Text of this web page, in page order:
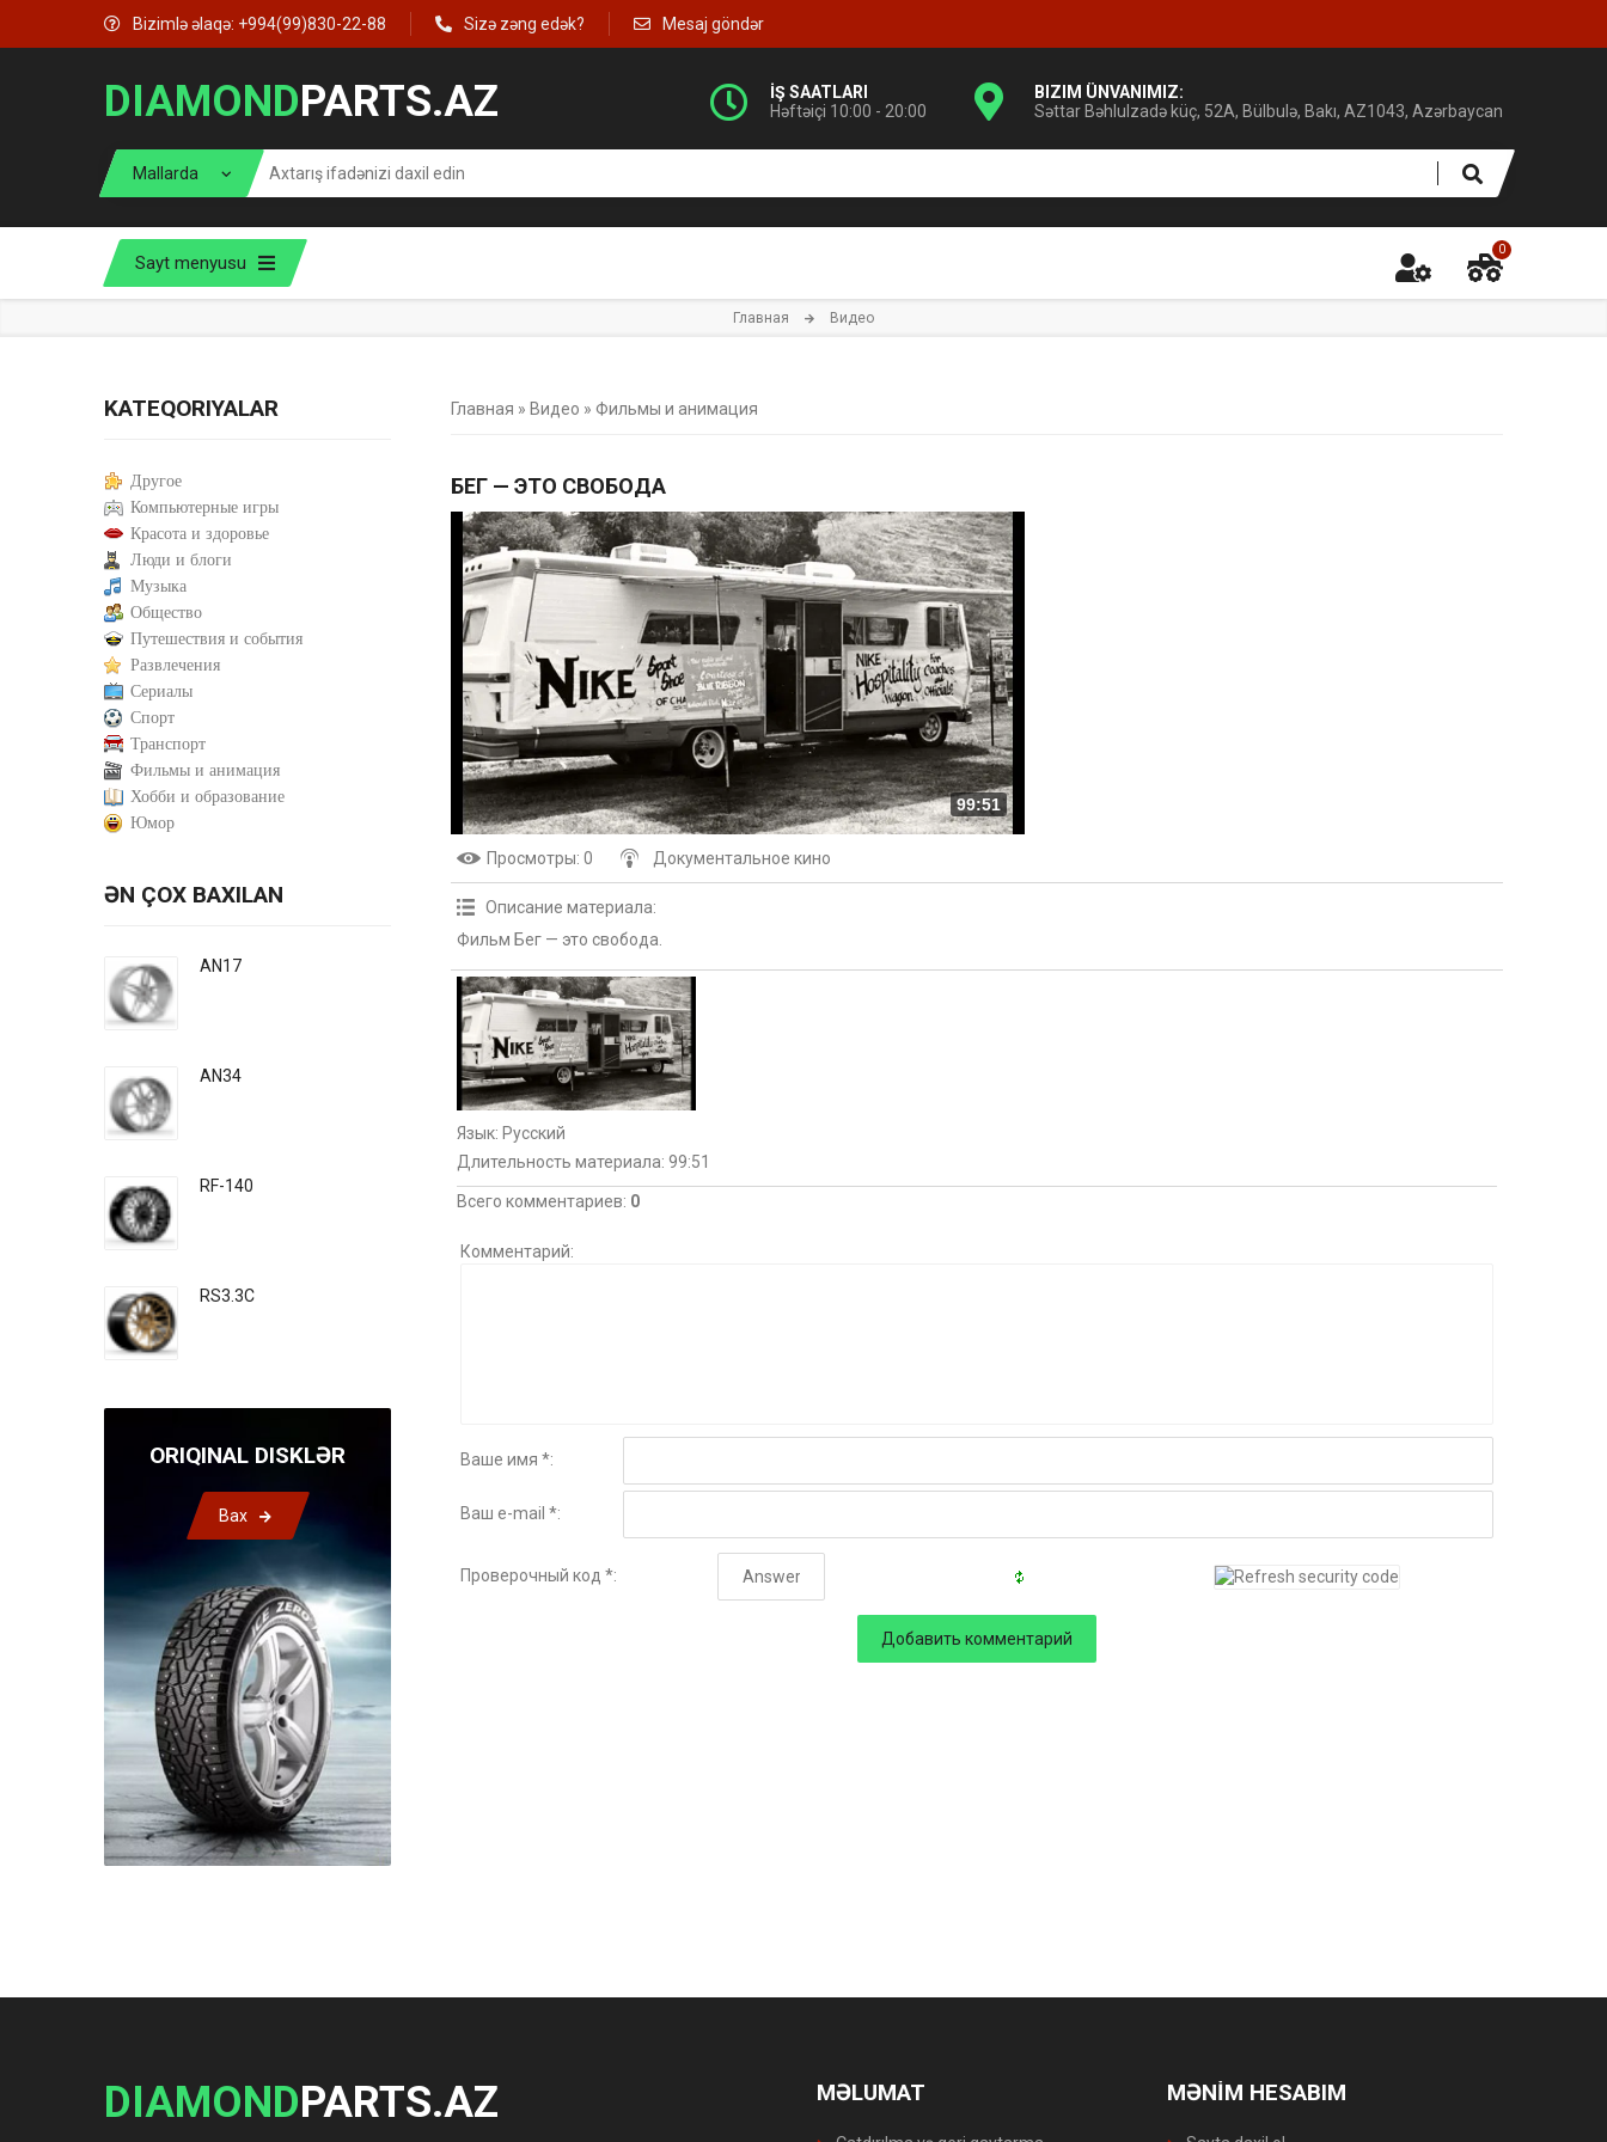
Bizimlə əlaqə: +994(99)830-22-88 Sizə zəng edək? Mesaj göndər
DIAMONDPARTS.AZ
İŞ SAATLARI
Həftəiçi 10:00 - 20:00
BIZIM ÜNVANIMIZ:
Səttar Bəhlulzadə küç, 52A, Bülbulə, Bakı, AZ1043, Azərbaycan
Sayt menyusu
0
Главная Видео
Главная » Видео » Фильмы и анимация
БЕГ — ЭТО СВОБОДА
99:51
Просмотры: 0 Документальное кино
Описание материала:
Фильм Бег — это свобода.
Язык: Русский
Длительность материала: 99:51
Всего комментариев: 0
Комментарий:
Ваше имя *:
Ваш e-mail *:
Проверочный код *:
KATEQORIYALAR
Другое
Компьютерные игры
Красота и здоровье
Люди и блоги
Музыка
Общество
Путешествия и события
Развлечения
Сериалы
Спорт
Транспорт
Фильмы и анимация
Хобби и образование
Юмор
ƏN ÇOX BAXILAN
AN17
AN34
RF-140
RS3.3C
ORIQINAL DISKLƏR
Bax
DIAMONDPARTS.AZ MƏLUMAT MƏNİM HESABIM